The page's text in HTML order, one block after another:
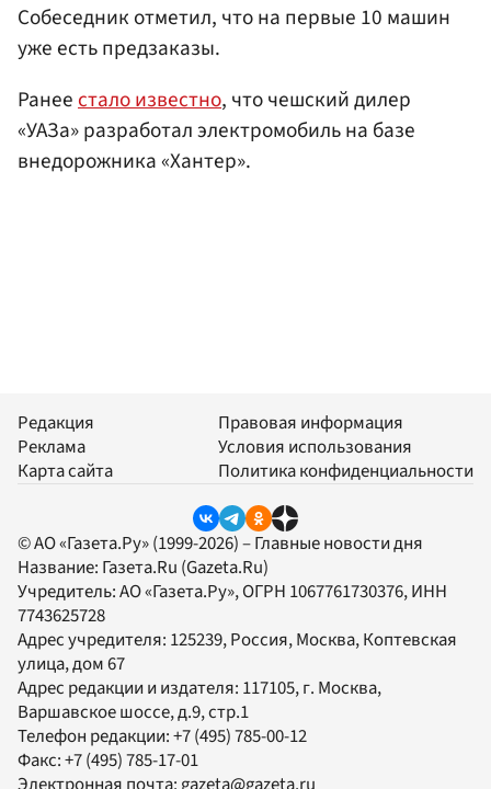
Собеседник отметил, что на первые 10 машин
уже есть предзаказы.
Ранеестало известно, что чешский дилер
«УАЗа» разработал электромобиль на базе
внедорожника «Хантер».
Редакция
Реклама
Карта сайта
Правовая информация
Условия использования
Политика конфиденциальности
© АО «Газета.Ру» (1999-2026) – Главные новости дня
Название: Газета.Ru (Gazeta.Ru)
Учредитель:АО «Газета.Ру», ОГРН 1067761730376, ИНН
7743625728
Адрес учредителя: 125239, Россия, Москва, Коптевская
улица, дом 67
Адрес редакции и издателя: 117105, г. Москва,
Варшавское шоссе, д.9, стр.1
Телефон редакции:+7 (495) 785-00-12
Факс:+7 (495) 785-17-01